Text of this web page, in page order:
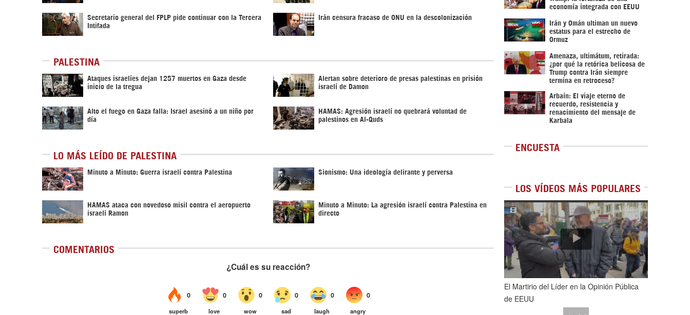
Secretario general del FPLP pide continuar con la Tercera
Intifada
Irán censura fracaso de ONU en la descolonización
PALESTINA
Ataques israelíes dejan 1257 muertos en Gaza desde
inicio de la tregua
Alertan sobre deterioro de presas palestinas en prisión
israelí de Damon
Alto el fuego en Gaza falla: Israel asesinó a un niño por
día
HAMAS: Agresión israelí no quebrará voluntad de
palestinos en Al-Quds
LO MÁS LEÍDO DE PALESTINA
Minuto a Minuto: Guerra israelí contra Palestina Sionismo: Una ideología delirante y perversa
HAMAS ataca con novedoso misil contra el aeropuerto
israelí Ramon
Minuto a Minuto: La agresión israelí contra Palestina en
directo
COMENTARIOS
economía integrada con EEUU
Irán y Omán ultiman un nuevo
estatus para el estrecho de
Ormuz
Amenaza, ultimátum, retirada:
¿por qué la retórica belicosa de
Trump contra Irán siempre
termina en retroceso?
Arbaín: El viaje eterno de
recuerdo, resistencia y
renacimiento del mensaje de
Karbala
ENCUESTA
LOS VÍDEOS MÁS POPULARES
1de5
El Martirio del Líder en la Opinión Pública
de EEUU